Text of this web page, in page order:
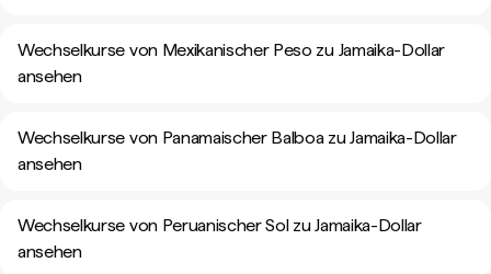
Wechselkurse von Mexikanischer Peso zu Jamaika-Dollar
ansehen
Wechselkurse von Panamaischer Balboa zu Jamaika-Dollar
ansehen
Wechselkurse von Peruanischer Sol zu Jamaika-Dollar
ansehen